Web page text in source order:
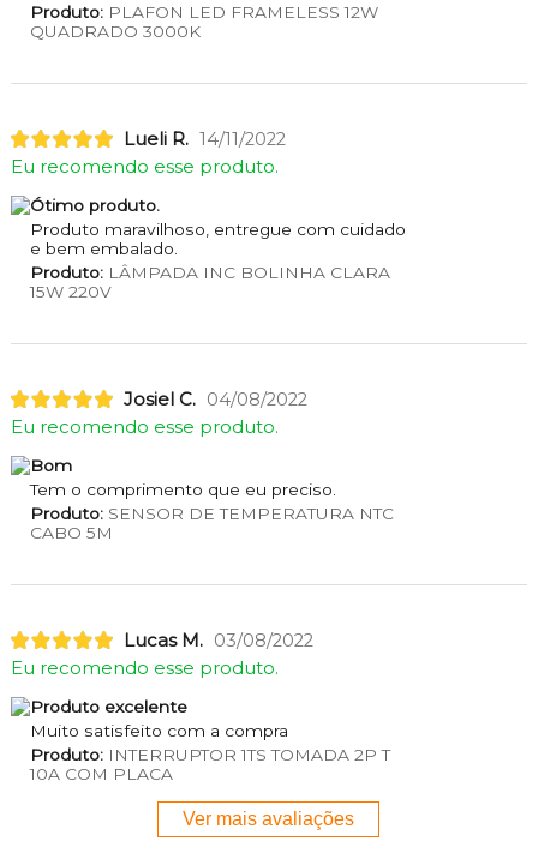
Produto:PLAFON LED FRAMELESS 12W
QUADRADO 3000K
Lueli R. 14/11/2022
Eu recomendo esse produto.
Ótimo produto.
Produto maravilhoso, entregue com cuidado
e bem embalado.
Produto:LÂMPADA INC BOLINHA CLARA
15W 220V
Josiel C. 04/08/2022
Eu recomendo esse produto.
Bom
Tem o comprimento que eu preciso.
Produto:SENSOR DE TEMPERATURA NTC
CABO 5M
Lucas M. 03/08/2022
Eu recomendo esse produto.
Produto excelente
Muito satisfeito com a compra
Produto:INTERRUPTOR 1TS TOMADA 2P T
10A COM PLACA
Ver mais avaliações